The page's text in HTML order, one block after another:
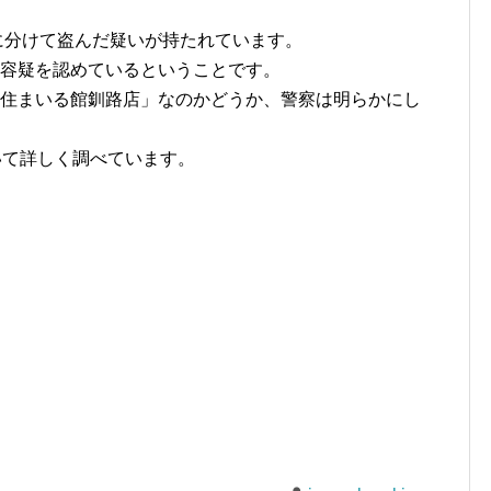
けて盗んだ疑いが持たれています。
疑を認めているということです。
まいる館釧路店」なのかどうか、警察は明らかにし
詳しく調べています。